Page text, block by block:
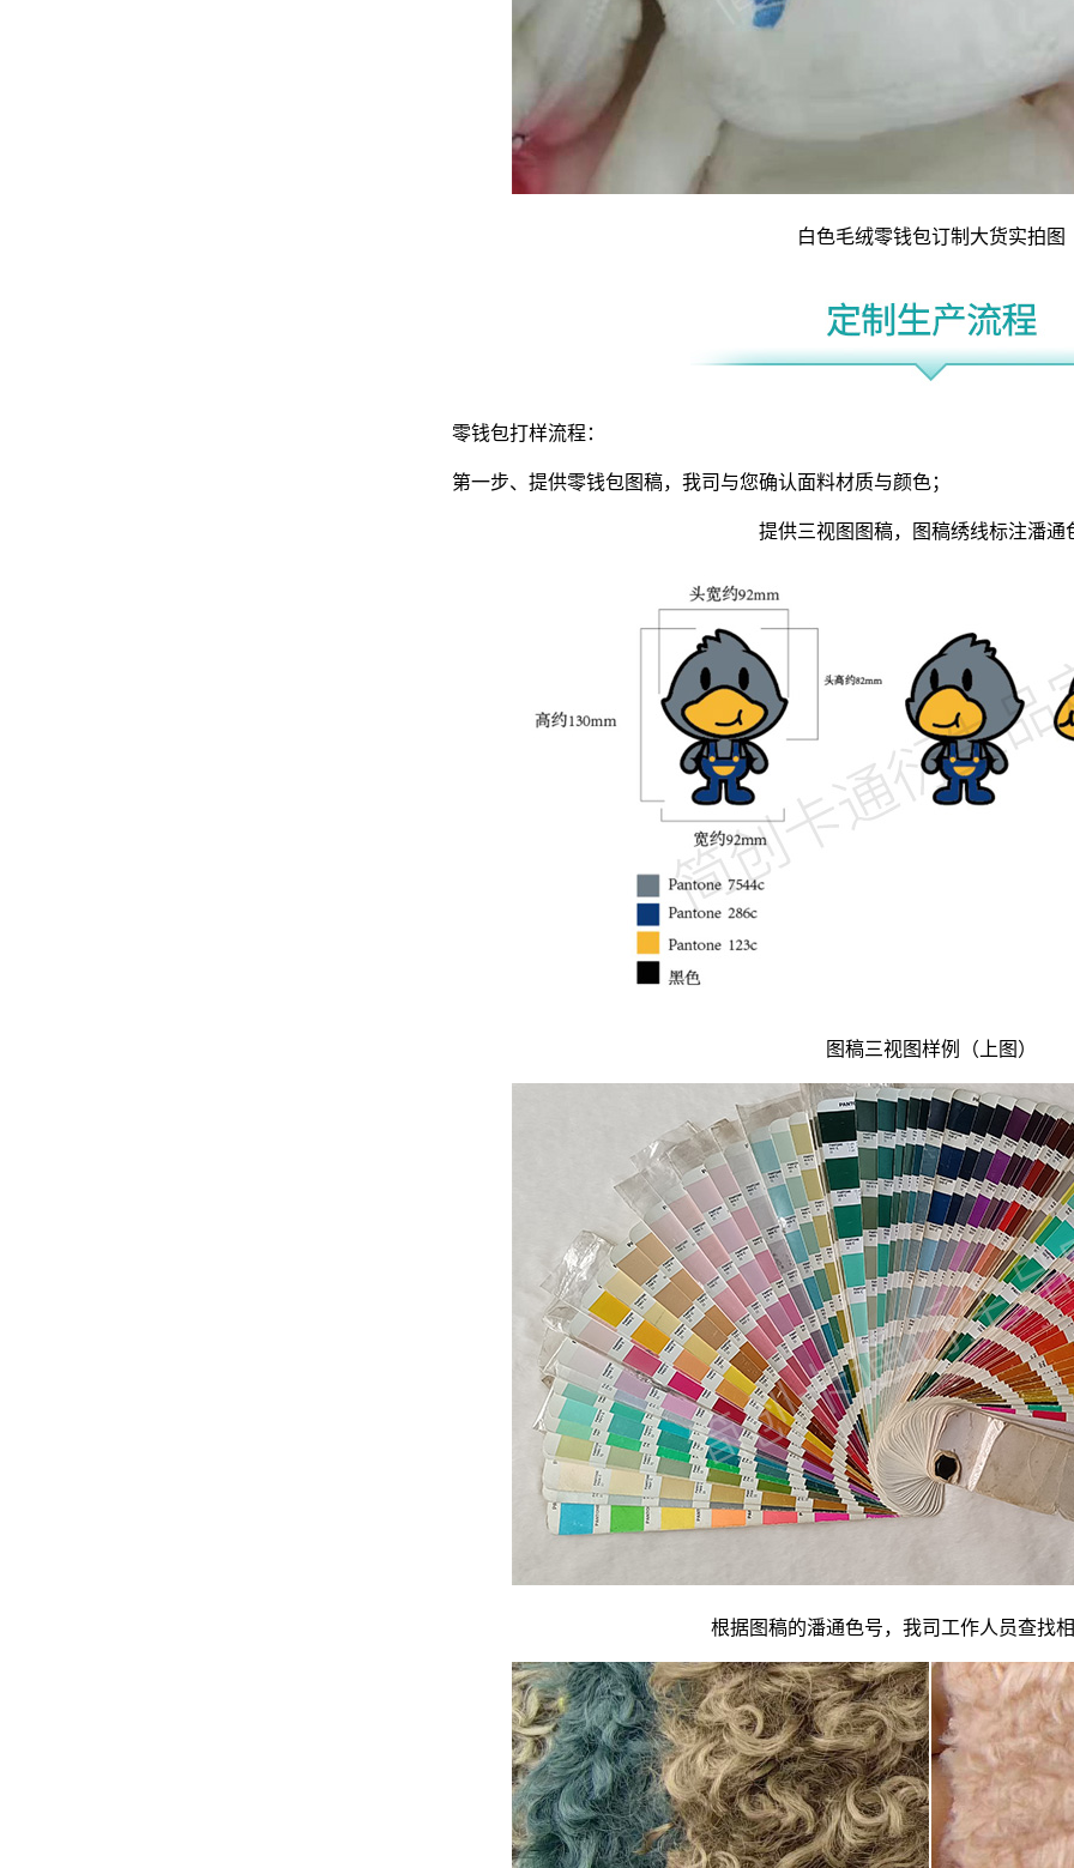
白色毛绒零钱包订制大货实拍图
零钱包打样流程：
第一步、提供零钱包图稿，我司与您确认面料材质与颜色；
提供三视图图稿，图稿绣线标注潘通
图稿三视图样例（上图）
根据图稿的潘通色号，我司工作人员查找